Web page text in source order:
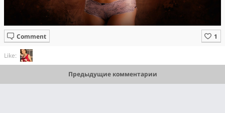
Comment
Like:
Предыдущие комментарии